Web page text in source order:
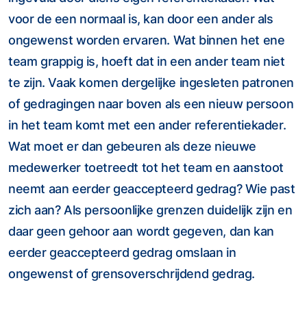
voor de een normaal is, kan door een ander als
ongewenst worden ervaren. Wat binnen het ene
team grappig is, hoeft dat in een ander team niet
te zijn. Vaak komen dergelijke ingesleten patronen
of gedragingen naar boven als een nieuw persoon
in het team komt met een ander referentiekader.
Wat moet er dan gebeuren als deze nieuwe
medewerker toetreedt tot het team en aanstoot
neemt aan eerder geaccepteerd gedrag? Wie past
zich aan? Als persoonlijke grenzen duidelijk zijn en
daar geen gehoor aan wordt gegeven, dan kan
eerder geaccepteerd gedrag omslaan in
ongewenst of grensoverschrijdend gedrag.